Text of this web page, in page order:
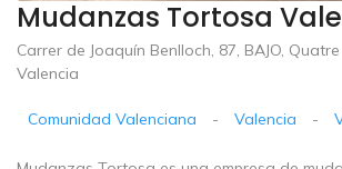
Mudanzas Tortosa
Carrer de Joaquín Benlloch, 87, BAJO,
Valencia
Comunidad Valenciana - Valencia -